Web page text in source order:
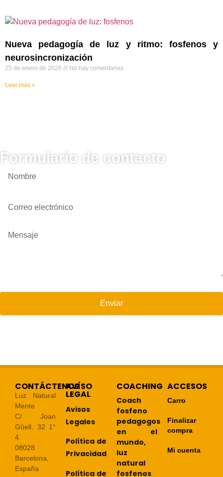
Nueva pedagogía de luz y ritmo: fosfenos y
neurosincronización
25 de enero de 2026 No hay comentarios
Leer más »
Formulario de contacto
Enviar
CONTÁCTENOS
Luz Natural
Mente
C/ Joan
Güell, 32 1°
4.
08028
Barcelona,
España
AVÍSO
LEGAL
Avisos
Legales
Política de
Privacidad
Política de
COACHING
Coach
fosfeno
pedagogos
en el
mundo,
luz
natural
fosfenos
ACCESOS
Carro
Finalizar
compra
Mi cuenta